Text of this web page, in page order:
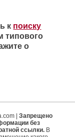
к поиску
типового
о
| Запрещено
без
ссылки.В